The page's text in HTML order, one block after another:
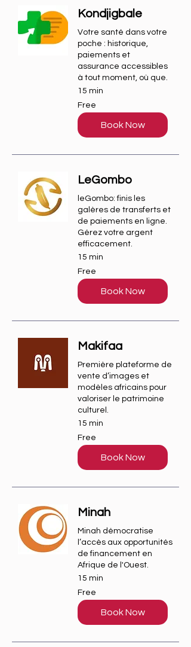
Kondjigbale
Votre santé dans votre
poche : historique,
paiements et
assurance accessibles
à tout moment, où que.
15 min
Free
Free
Book Now
LeGombo
leGombo: finis les
galères de transferts et
de paiements en ligne.
Gérez votre argent
efficacement.
15 min
Free
Free
Book Now
Makifaa
Première plateforme de
vente d’images et
modèles africains pour
valoriser le patrimoine
culturel.
15 min
Free
Free
Book Now
Minah
Minah démocratise
l’accès aux opportunités
de financement en
Afrique de l'Ouest.
15 min
Free
Free
Book Now